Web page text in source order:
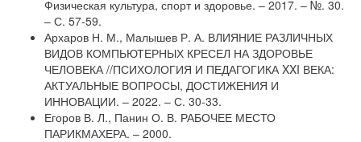
Физическая культура, спорт и здоровье. – 2017. – №. 30.
– С. 57-59.
Архаров Н. М., Малышев Р. А. ВЛИЯНИЕ РАЗЛИЧНЫХ
ВИДОВ КОМПЬЮТЕРНЫХ КРЕСЕЛ НА ЗДОРОВЬЕ
ЧЕЛОВЕКА //ПСИХОЛОГИЯ И ПЕДАГОГИКА XXI ВЕКА:
АКТУАЛЬНЫЕ ВОПРОСЫ, ДОСТИЖЕНИЯ И
ИННОВАЦИИ. – 2022. – С. 30-33.
Егоров В. Л., Панин О. В. РАБОЧЕЕ МЕСТО
ПАРИКМАХЕРА. – 2000.